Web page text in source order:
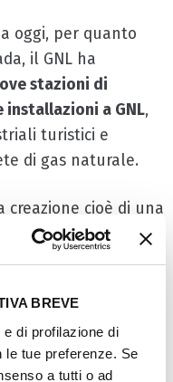
BREVE
di profilazione di
tue preferenze. Se
a tutti o ad
oggi, per quanto
il GNL ha
stazioni di
installazioni a GNL,
turistici e
di gas naturale.
creazione cioè di una
di stoccaggioe
all’Italia
sicurezza.